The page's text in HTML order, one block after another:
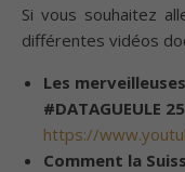
Si vous souhaitez
différentes vidéos
Les
#DATAGUEULE
https://
Comment la